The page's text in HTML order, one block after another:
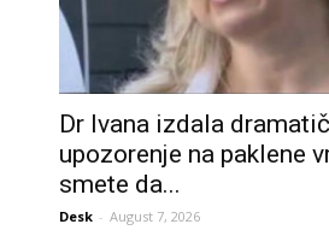
Dr Ivana izdala
upozorenje na paklene
smete da...
Desk - August 7, 2026